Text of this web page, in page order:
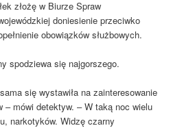
złożę w Biurze Spraw
doniesienie przeciwko
obowiązków służbowych.
spodziewa się najgorszego.
się wystawiła na zainteresowanie
– mówi detektyw. – W taką noc wielu
narkotyków. Widzę czarny